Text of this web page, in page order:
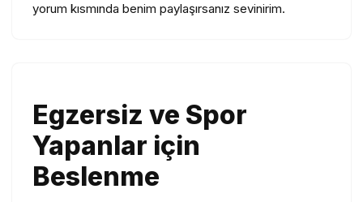
yorum kısmında benim paylaşırsanız sevinirim.
Egzersiz ve Spor
Yapanlar için
Beslenme